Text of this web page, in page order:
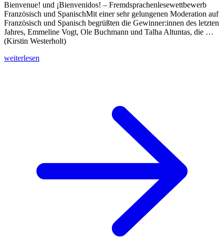
Bienvenue! und ¡Bienvenidos! – Fremdsprachenlesewettbewerb
Französisch und SpanischMit einer sehr gelungenen Moderation auf
Französisch und Spanisch begrüßten die Gewinner:innen des letzten
Jahres, Emmeline Vogt, Ole Buchmann und Talha Altuntas, die …
(Kirstin Westerholt)
weiterlesen